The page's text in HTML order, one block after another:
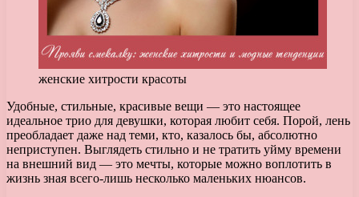
женские хитрости красоты
Удобные, стильные, красивые вещи — это настоящее
идеальное трио для девушки, которая любит себя. Порой, лень
преобладает даже над теми, кто, казалось бы, абсолютно
неприступен. Выглядеть стильно и не тратить уйму времени
на внешний вид — это мечты, которые можно воплотить в
жизнь зная всего-лишь несколько маленьких нюансов.